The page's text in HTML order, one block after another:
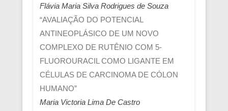
Flávia Maria Silva Rodrigues de Souza
“AVALIAÇÃO DO POTENCIAL
ANTINEOPLÁSICO DE UM NOVO
COMPLEXO DE RUTÊNIO COM 5-
FLUOROURACIL COMO LIGANTE EM
CÉLULAS DE CARCINOMA DE CÓLON
HUMANO”
Maria Victoria Lima De Castro